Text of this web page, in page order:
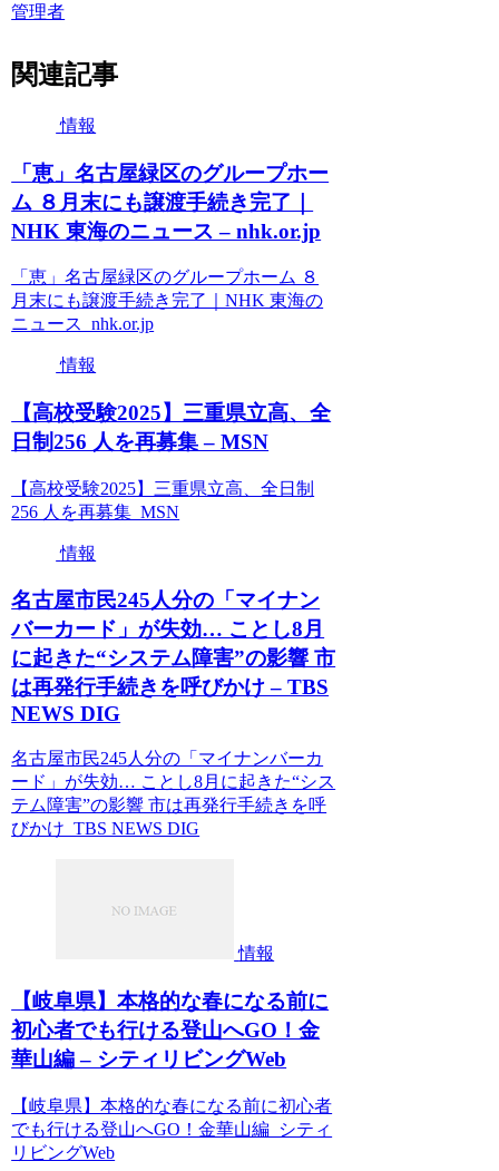
管理者
関連記事
情報
「恵」名古屋緑区のグループホー
ム ８月末にも譲渡手続き完了｜
NHK 東海のニュース – nhk.or.jp
「恵」名古屋緑区のグループホーム ８
月末にも譲渡手続き完了｜NHK 東海の
ニュース nhk.or.jp
情報
【高校受験2025】三重県立高、全
日制256 人を再募集 – MSN
【高校受験2025】三重県立高、全日制
256 人を再募集 MSN
情報
名古屋市民245人分の「マイナン
バーカード」が失効… ことし8月
に起きた“システム障害”の影響 市
は再発行手続きを呼びかけ – TBS
NEWS DIG
名古屋市民245人分の「マイナンバーカ
ード」が失効… ことし8月に起きた“シス
テム障害”の影響 市は再発行手続きを呼
びかけ TBS NEWS DIG
情報
【岐阜県】本格的な春になる前に
初心者でも行ける登山へGO！金
華山編 – シティリビングWeb
【岐阜県】本格的な春になる前に初心者
でも行ける登山へGO！金華山編 シティ
リビングWeb